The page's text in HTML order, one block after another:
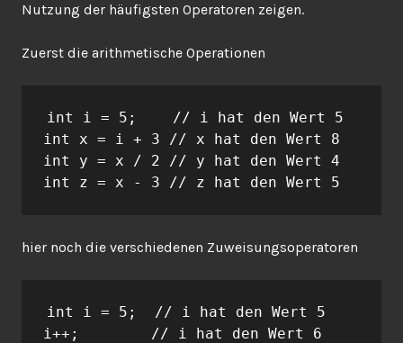
Nutzung der häufigsten Operatoren zeigen.
Zuerst die arithmetische Operationen
int i = 5;    // i hat den Wert 5
int x = i + 3 // x hat den Wert 8
int y = x / 2 // y hat den Wert 4
int z = x - 3 // z hat den Wert 5
hier noch die verschiedenen Zuweisungsoperatoren
int i = 5;  // i hat den Wert 5
i++;        // i hat den Wert 6